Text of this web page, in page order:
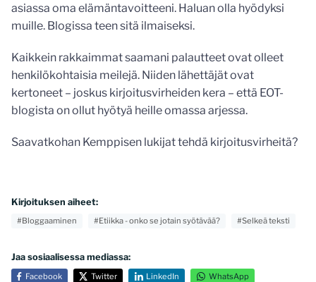
asiassa oma elämäntavoitteeni. Haluan olla hyödyksi
muille. Blogissa teen sitä ilmaiseksi.
Kaikkein rakkaimmat saamani palautteet ovat olleet
henkilökohtaisia meilejä. Niiden lähettäjät ovat
kertoneet – joskus kirjoitusvirheiden kera – että EOT-
blogista on ollut hyötyä heille omassa arjessa.
Saavatkohan Kemppisen lukijat tehdä kirjoitusvirheitä?
Kirjoituksen aiheet:
#Bloggaaminen #Etiikka - onko se jotain syötävää? #Selkeä teksti
Jaa sosiaalisessa mediassa:
Facebook Twitter LinkedIn WhatsApp